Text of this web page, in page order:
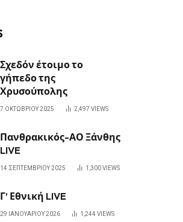
Σχεδόν έτοιμο το
γήπεδο της
Χρυσούπολης
7 ΟΚΤΩΒΡΊΟΥ 2025 2,497 VIEWS
Πανθρακικός-ΑΟ Ξάνθης
LIVE
14 ΣΕΠΤΕΜΒΡΊΟΥ 2025 1,300VIEWS
Γ’ Εθνική LIVE
29 ΙΑΝΟΥΑΡΊΟΥ 2026 1,244 VIEWS